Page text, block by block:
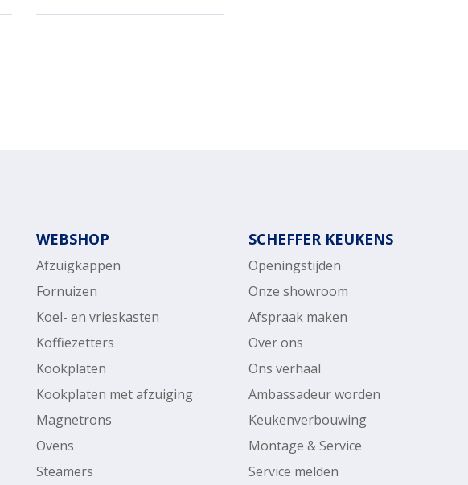
WEBSHOP
Afzuigkappen
Fornuizen
Koel- en vrieskasten
Koffiezetters
Kookplaten
Kookplaten met afzuiging
Magnetrons
Ovens
Steamers
SCHEFFER KEUKENS
Openingstijden
Onze showroom
Afspraak maken
Over ons
Ons verhaal
Ambassadeur worden
Keukenverbouwing
Montage & Service
Service melden